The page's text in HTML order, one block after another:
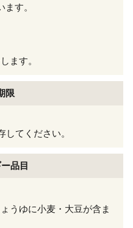
す。
ます。
限
してください。
品目
うゆに小麦・大豆が含ま